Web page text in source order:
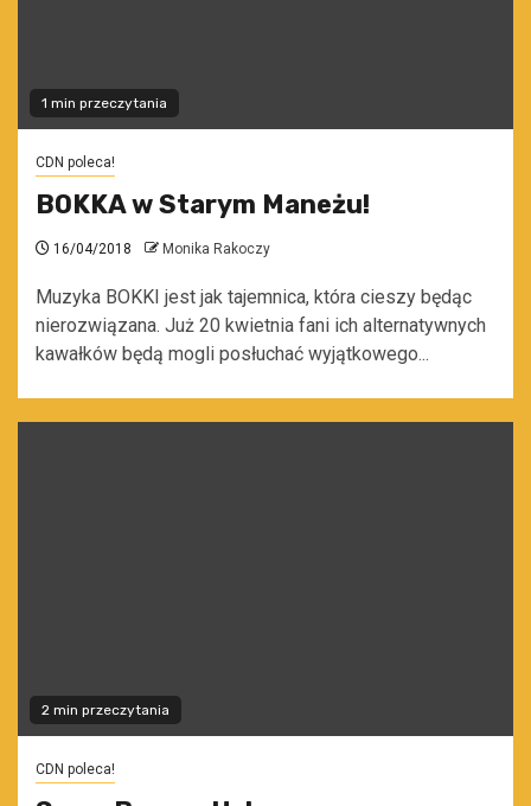
1 min przeczytania
CDN poleca!
BOKKA w Starym Maneżu!
16/04/2018 Monika Rakoczy
Muzyka BOKKI jest jak tajemnica, która cieszy będąc
nierozwiązana. Już 20 kwietnia fani ich alternatywnych
kawałków będą mogli posłuchać wyjątkowego...
2 min przeczytania
CDN poleca!